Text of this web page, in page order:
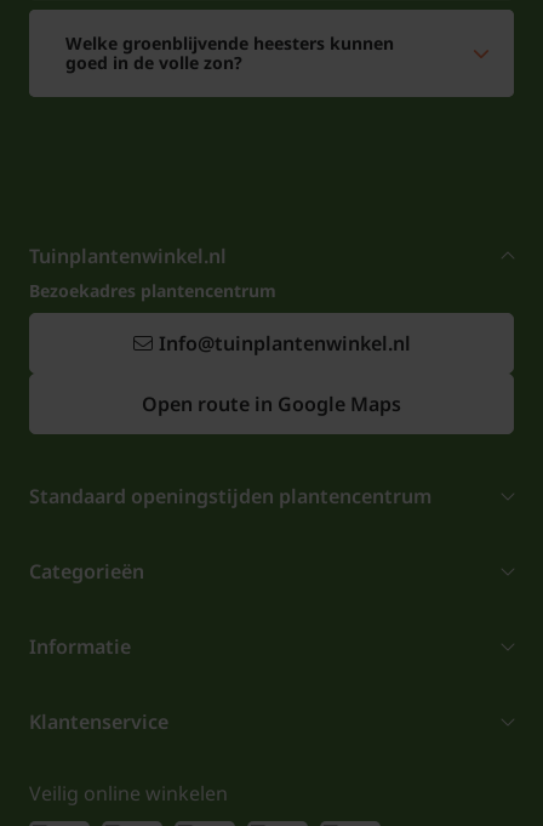
Welke groenblijvende heesters kunnen
goed in de volle zon?
Tuinplantenwinkel.nl
Bezoekadres plantencentrum
Info@tuinplantenwinkel.nl
Open route in Google Maps
Standaard openingstijden plantencentrum
Categorieën
Informatie
Klantenservice
Veilig online winkelen